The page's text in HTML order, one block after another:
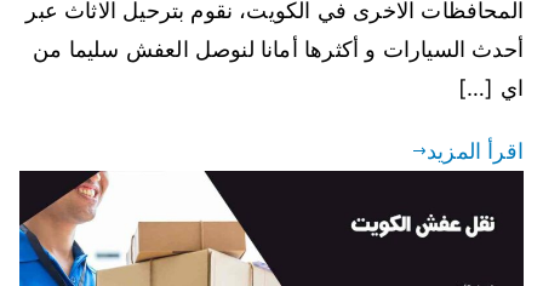
المحافظات الاخرى في الكويت، نقوم بترحيل الاثاث عبر
أحدث السيارات و أكثرها أمانا لنوصل العفش سليما من
اي […]
اقرأ المزيد